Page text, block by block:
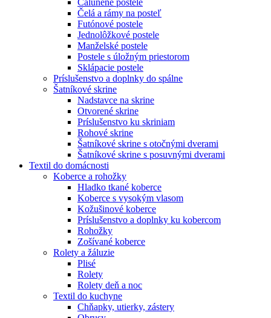
Čelá a rámy na posteľ
Futónové postele
Jednolôžkové postele
Manželské postele
Postele s úložným priestorom
Sklápacie postele
Príslušenstvo a doplnky do spálne
Šatníkové skrine
Nadstavce na skrine
Otvorené skrine
Príslušenstvo ku skriniam
Rohové skrine
Šatníkové skrine s otočnými dverami
Šatníkové skrine s posuvnými dverami
Textil do domácnosti
Koberce a rohožky
Hladko tkané koberce
Koberce s vysokým vlasom
Kožušinové koberce
Príslušenstvo a doplnky ku kobercom
Rohožky
Zošívané koberce
Rolety a žáluzie
Plisé
Rolety
Rolety deň a noc
Textil do kuchyne
Chňapky, utierky, zástery